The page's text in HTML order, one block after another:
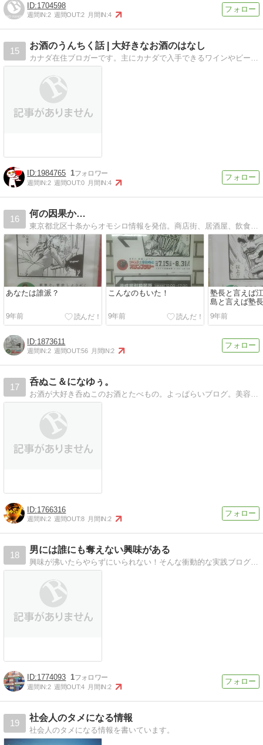
1704598
週間IN:2 週間OUT:2 月間IN:4
15
お酒のうんちく話 | 大好きなお酒のはなし
カナダ在住ブロガーです。主にカナダで入手できるワインやビールのレビューを書いています。日本酒や焼酎、ジンも好きです。
1984765 1
週間IN:2 週間OUT:0 月間IN:4
16
何の因果か…
東京都北区十条からオモシロ情報を発信。商店街、居酒屋、飲食店、新店オープンなど、たまに脱線話もあるかもよ！
あなたは誰派？
9年前
こんなのもいた！
9年前
塾長と言えば
島と言えば塾
9年前
1873611
週間IN:2 週間OUT:56 月間IN:2
17
呑ぬこ＆になゆぅ。
お酒が大好き呑ぬこのお酒とたべもの。よっぱらいブログ。美容と健康にも気を遣っておいしく呑む！
1766316
週間IN:2 週間OUT:8 月間IN:2
18
男には誰にも奪えない興味がある
興味が沸いたらやらずにいられない！そんな衝動的な実践ブログをやっていきます！
1774093 1
週間IN:2 週間OUT:4 月間IN:2
19
社会人のタメになる情報
社会人のタメになる情報を書いています。